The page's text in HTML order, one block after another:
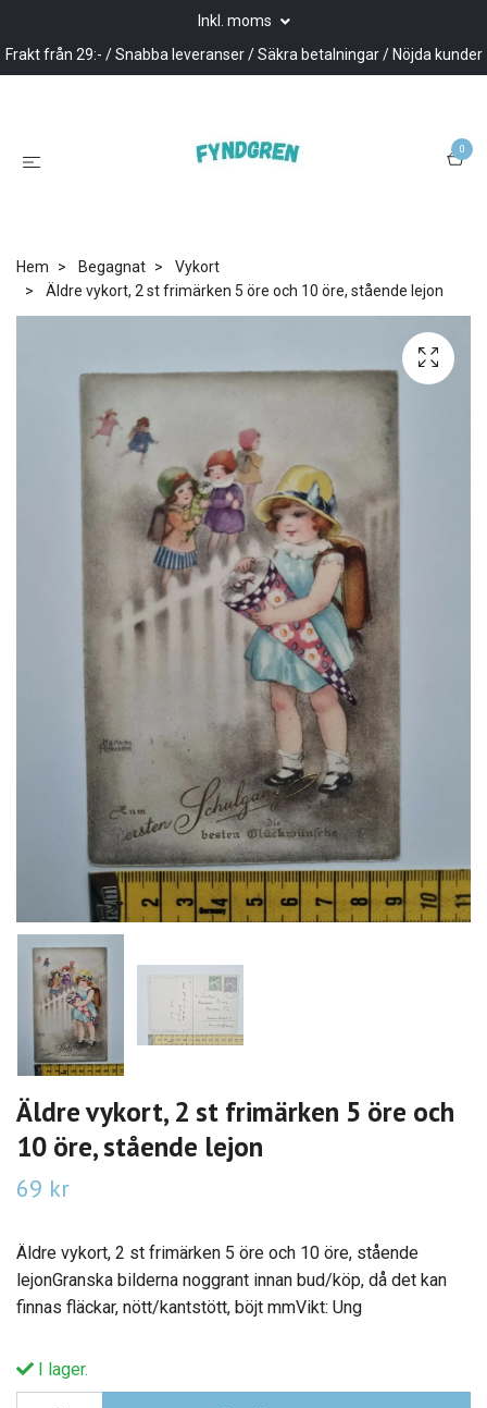
Inkl. moms
Frakt från 29:- / Snabba leveranser / Säkra betalningar / Nöjda kunder
0
Hem Begagnat
Vykort
Äldre vykort, 2 st frimärken 5 öre och 10 öre, stående lejon
Äldre vykort, 2 st frimärken 5 öre och
10 öre, stående lejon
69 kr
Äldre vykort, 2 st frimärken 5 öre och 10 öre, stående
lejonGranska bilderna noggrant innan bud/köp, då det kan
finnas fläckar, nött/kantstött, böjt mmVikt: Ung
I lager.